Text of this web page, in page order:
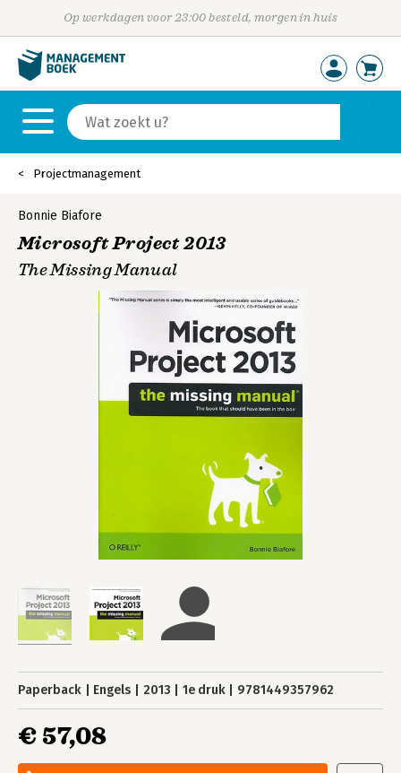
Op werkdagen voor 23:00 besteld, morgen in huis
Projectmanagement
Bonnie Biafore
Microsoft Project 2013
The Missing Manual
Paperback Engels 2013 1e druk 9781449357962
€ 57,08